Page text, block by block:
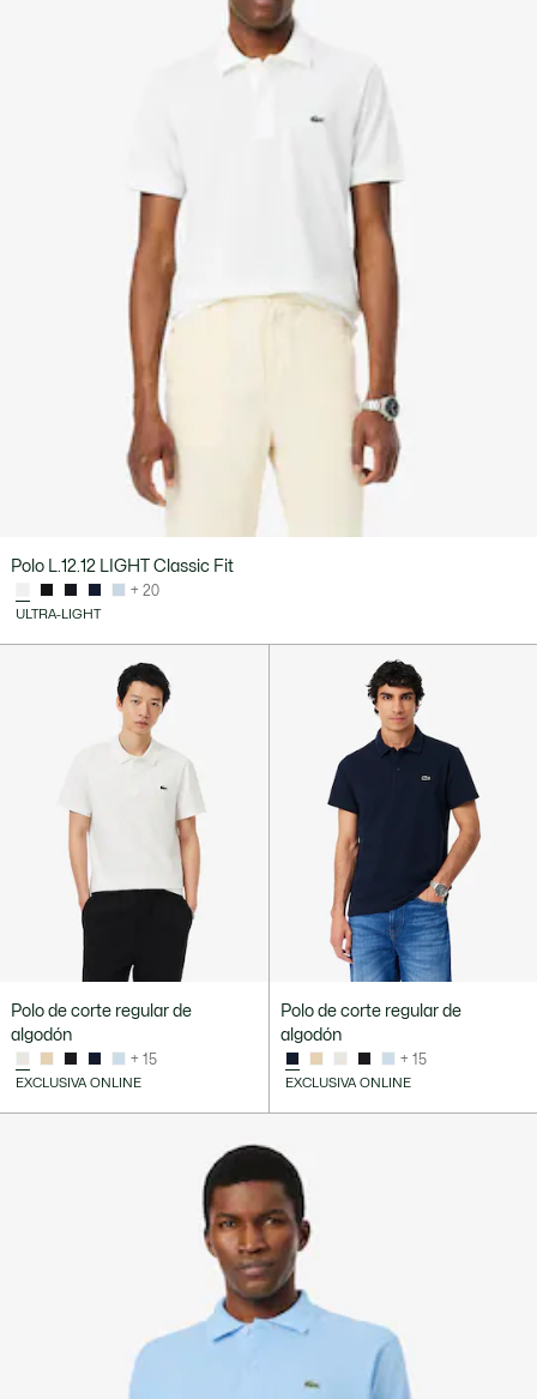
Polo L.12.12 LIGHT Classic Fit
+ 20
ULTRA-LIGHT
Polo de corte regular de
algodón
+ 15
EXCLUSIVA ONLINE
Polo de corte regular de
algodón
+ 15
EXCLUSIVA ONLINE